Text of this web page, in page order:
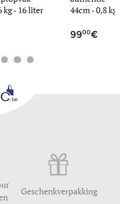
kg- 16 liter
44cm -0,8 kg
9900
Geschenkverpakking